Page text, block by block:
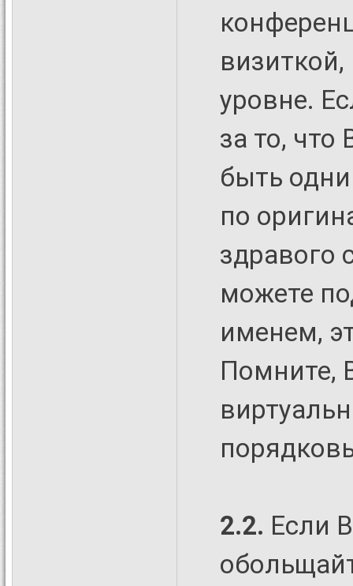
уровне.
за то, что
быть
по
здравого
можете
именем,
Помните,
2.2. Если